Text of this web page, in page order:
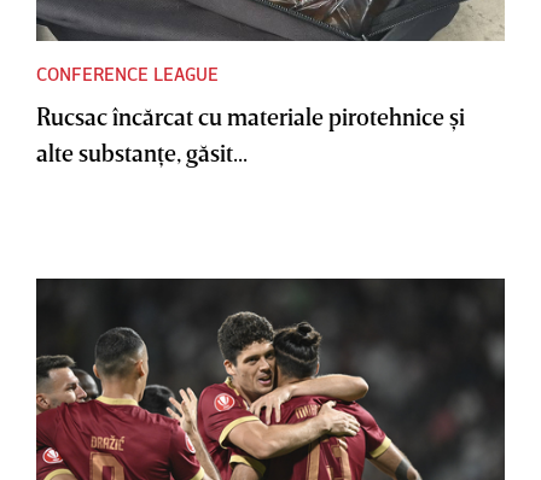
CONFERENCE LEAGUE
Rucsac încărcat cu materiale pirotehnice şi
alte substanţe, găsit...